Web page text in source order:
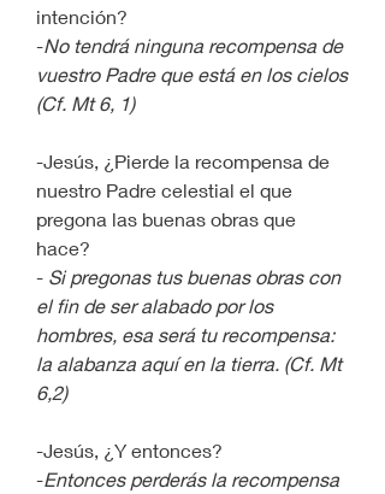
intención?
-No tendrá ninguna recompensa de
vuestro Padre que está en los cielos
(Cf. Mt 6, 1)
-Jesús, ¿Pierde la recompensa de
nuestro Padre celestial el que
pregona las buenas obras que
hace?
- Si pregonas tus buenas obras con
el fin de ser alabado por los
hombres, esa será tu recompensa:
la alabanza aquí en la tierra. (Cf. Mt
6,2)
-Jesús, ¿Y entonces?
-Entonces perderás la recompensa